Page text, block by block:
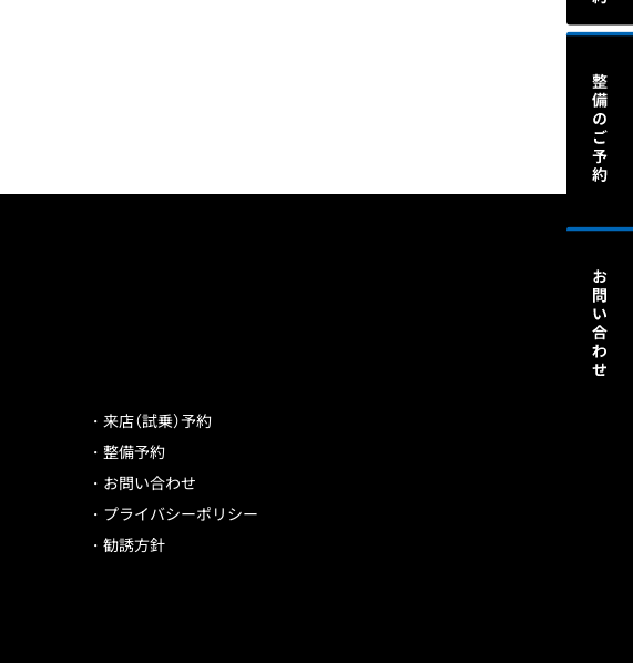
来店（試乗）予約
整備予約
お問い合わせ
プライバシーポリシー
勧誘方針